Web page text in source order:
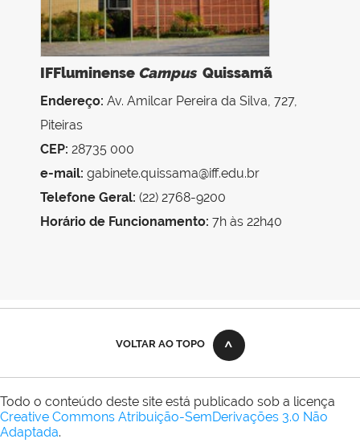
IFFluminense CampusQuissamã
Endereço: Av. Amilcar Pereira da Silva, 727,
Piteiras
CEP: 28735 000
e-mail: gabinete.quissama@iff.edu.br
Telefone Geral: (22) 2768-9200
Horário de Funcionamento: 7h às 22h40
VOLTAR AO TOPO
Todo o conteúdo deste site está publicado sob a licença
Creative Commons Atribuição-SemDerivações 3.0 Não
Adaptada.